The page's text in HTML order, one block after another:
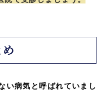
め
い病気と呼ばれていまし